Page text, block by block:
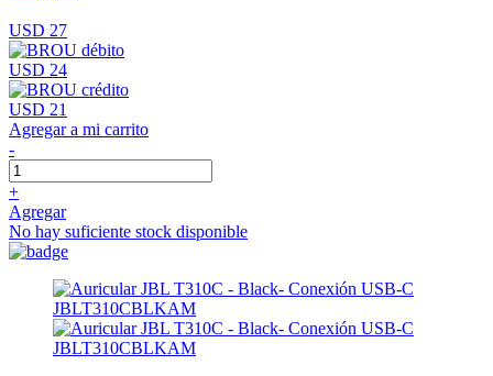
USD 27
USD 24
USD 21
Agregar a mi carrito
-
+
Agregar
No hay suficiente stock disponible